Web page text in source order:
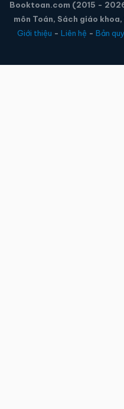
Booktoan.com (2015 -
môn Toán, Sách giáo
Giới thiệu - Liên hệ - Bản